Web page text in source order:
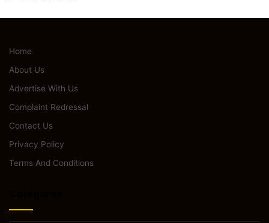
Home
About Us
Advertise With Us
Complaint Redressal
Contact Us
Privacy Policy
Terms And Conditions